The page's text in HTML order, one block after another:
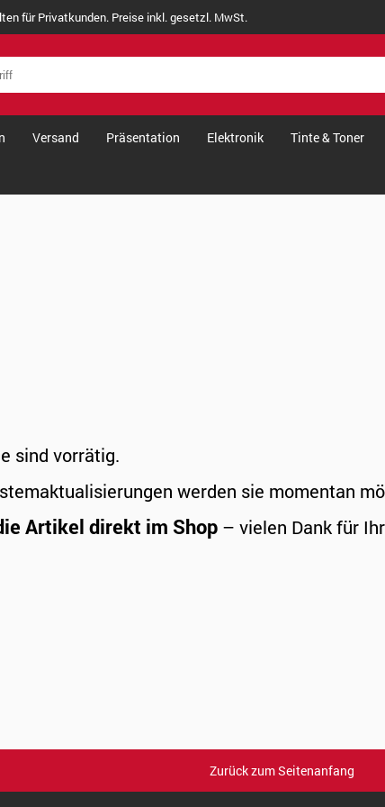
für Privatkunden. Preise inkl. gesetzl. MwSt.
Versand Präsentation Elektronik Tinte & Toner
sind vorrätig.
werden sie momentan
Artikel direkt im Shop – vielen Dank für
Zurück zum Seitenanfang